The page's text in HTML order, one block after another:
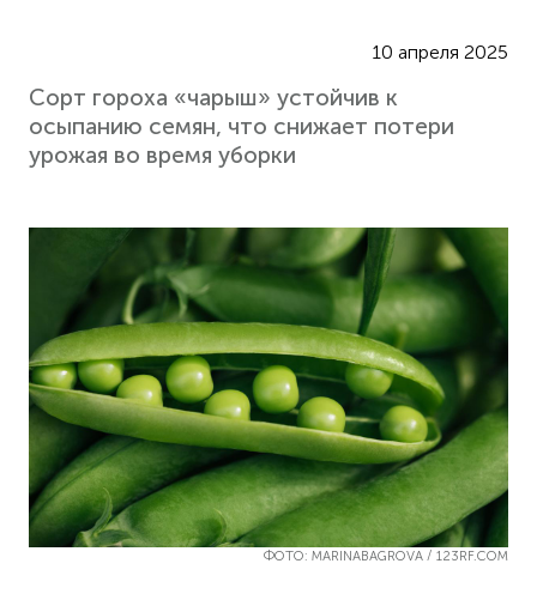
10 апреля 2025
Сорт гороха «чарыш» устойчив к
осыпанию семян, что снижает потери
урожая во время уборки
ФОТО: MARINABAGROVA / 123RF.COM